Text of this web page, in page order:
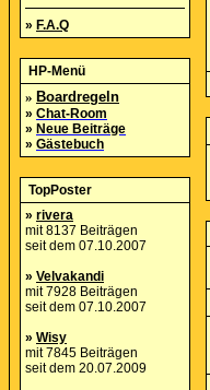
» F.A.Q
HP-Menü
» Boardregeln
» Chat-Room
» Neue Beiträge
» Gästebuch
TopPoster
» rivera
mit 8137 Beiträgen
seit dem 07.10.2007
» Velvakandi
mit 7928 Beiträgen
seit dem 07.10.2007
» Wisy
mit 7845 Beiträgen
seit dem 20.07.2009